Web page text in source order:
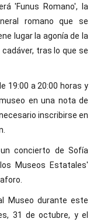
'Funus Romano', la
romano que se
lugar la agonía de la
tras lo que se
19:00 a 20:00 horas y
en una nota de
inscribirse en
concierto de Sofía
Museos Estatales'
Museo durante este
31 de octubre, y el